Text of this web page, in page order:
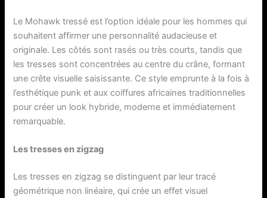
Le Mohawk tressé est l’option idéale pour les hommes qui
souhaitent affirmer une personnalité audacieuse et
originale. Les côtés sont rasés ou très courts, tandis que
les tresses sont concentrées au centre du crâne, formant
une crête visuelle saisissante. Ce style emprunte à la fois à
l’esthétique punk et aux coiffures africaines traditionnelles
pour créer un look hybride, moderne et immédiatement
remarquable.
Les tresses en zigzag
Les tresses en zigzag se distinguent par leur tracé
géométrique non linéaire, qui crée un effet visuel